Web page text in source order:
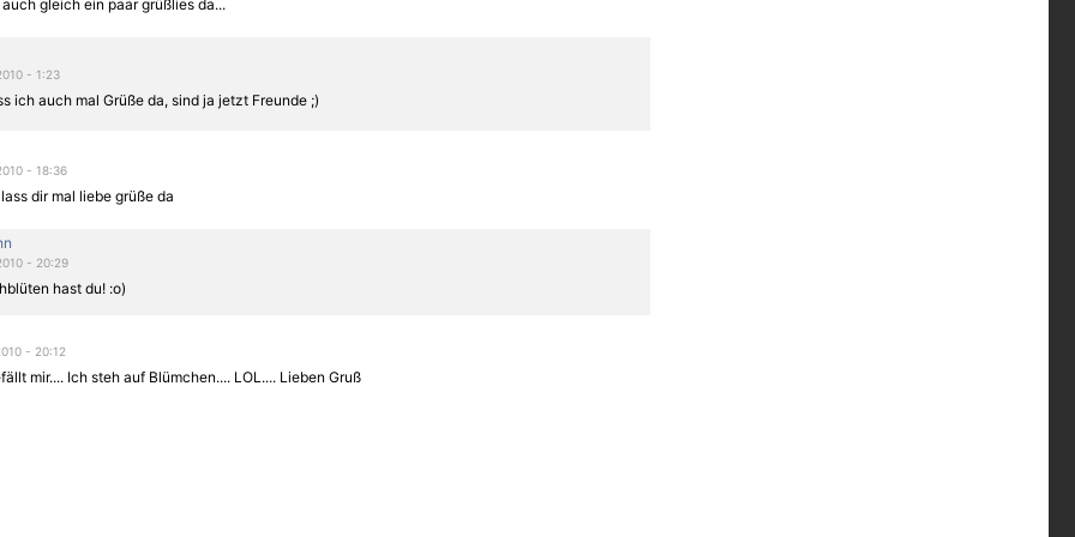
gleich ein paar grüßlies da...
- 1:23
ich auch mal Grüße da, sind ja jetzt Freunde ;)
- 18:36
dir mal liebe grüße da
- 20:29
hast du! :o)
- 20:12
mir.... Ich steh auf Blümchen.... LOL.... Lieben Gruß